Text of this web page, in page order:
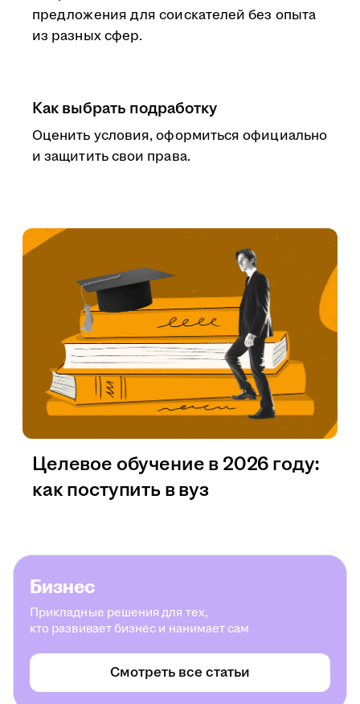
предложения для соискателей без опыта
из разных сфер.
Как выбрать подработку
Оценить условия, оформиться официально
и защитить свои права.
Целевое обучение в 2026 году:
как поступить в вуз
Бизнес
Прикладные решения для тех,
кто развивает бизнес и нанимает сам
Смотреть все статьи